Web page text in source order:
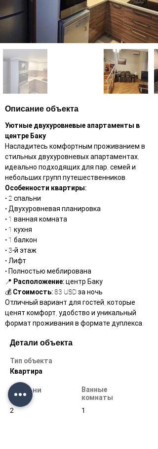
Описание объекта
Уютные двухуровневые апартаменты в
центре Баку
Насладитесь комфортным проживанием в
стильных двухуровневых апартаментах,
идеально подходящих для пар, семей и
небольших групп путешественников.
Особенности квартиры:
• 2 спальни
• Двухуровневая планировка
• 1 ванная комната
• 1 кухня
• 1 балкон
• 3-й этаж
• Лифт
• Полностью меблирована
📍 Расположение: центр Баку
💰 Стоимость: 83 USD за ночь
Отличный вариант для гостей, которые
ценят комфорт, удобство и уникальный
формат проживания в формате дуплекса.
Детали объекта
Тип объекта
Квартира
Спальни
2
Ванные
комнаты
1